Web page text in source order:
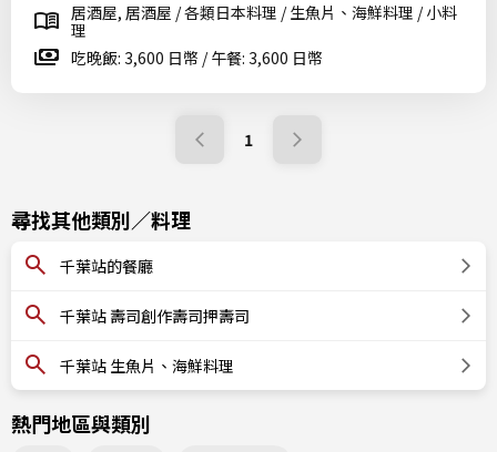
居酒屋, 居酒屋 / 各類日本料理 / 生魚片、海鮮料理 / 小料
理
吃晚飯: 3,600 日幣 / 午餐: 3,600 日幣
1
尋找其他類別／料理
千葉站的餐廳
千葉站 壽司創作壽司押壽司
千葉站 生魚片、海鮮料理
熱門地區與類別